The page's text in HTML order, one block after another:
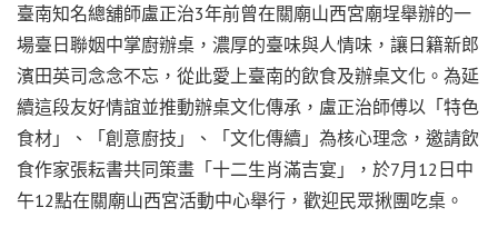
臺南知名總舖師盧正治3年前曾在關廟山西宮廟埕舉辦的一
場臺日聯姻中掌廚辦桌，濃厚的臺味與人情味，讓日籍新郎
濱田英司念念不忘，從此愛上臺南的飲食及辦桌文化。為延
續這段友好情誼並推動辦桌文化傳承，盧正治師傅以「特色
食材」、「創意廚技」、「文化傳續」為核心理念，邀請飲
食作家張耘書共同策畫「十二生肖滿吉宴」，於7月12日中
午12點在關廟山西宮活動中心舉行，歡迎民眾揪團吃桌。